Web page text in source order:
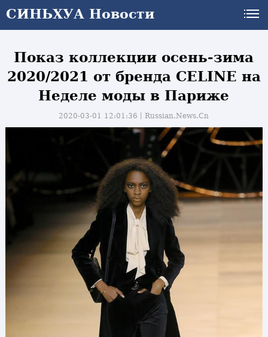
СИНЬХУА Новости
Показ коллекции осень-зима
2020/2021 от бренда CELINE на
Неделе моды в Париже
2020-03-01 12:01:36丨Russian.News.Cn